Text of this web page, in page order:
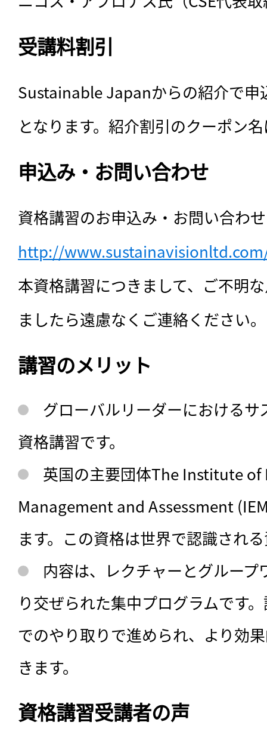
受講料割引
Sustainable Japanからの紹介で申
となります。紹介割引のクーポン
申込み・お問い合わせ
http://
本資格講習につきまして、ご不明
ましたら遠慮なくご連絡ください。
講習のメリット
グローバルリーダーにおけるサ
資格講習です。
英国の主要団体The Institute
Management and Assessment
ます。この資格は世界で認識され
内容は、レクチャーとグルー
り交ぜられた集中プログラムです
でのやり取りで進められ、より効
きます。
資格講習受講者の声